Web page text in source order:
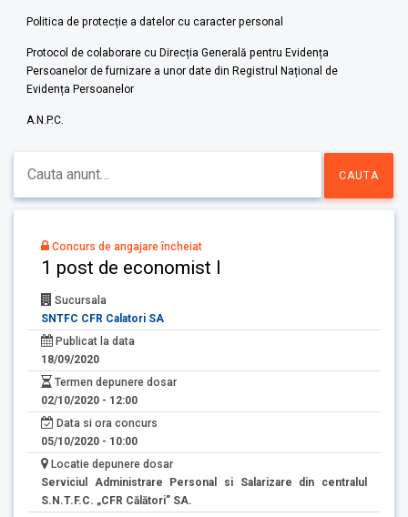
Politica de protecție a datelor cu caracter personal
Protocol de colaborare cu Direcția Generală pentru Evidența
Persoanelor de furnizare a unor date din Registrul Național de
Evidența Persoanelor
A.N.P.C.
Concurs de angajare încheiat
1 post de economist I
Sucursala
SNTFC CFR Calatori SA
Publicat la data
18/09/2020
Termen depunere dosar
02/10/2020 - 12:00
Data si ora concurs
05/10/2020 - 10:00
Locatie depunere dosar
Serviciul Administrare Personal si Salarizare din centralul
S.N.T.F.C. „CFR Călători” SA.